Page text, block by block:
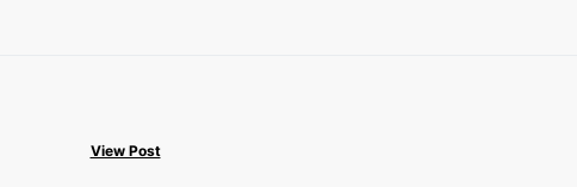
View Post